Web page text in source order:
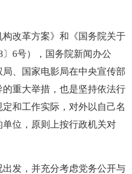
改革方案》和《国务院关于
6号），国务院新闻办公
、国家电影局在中央宣传部
重大举措，也是坚持依法行
和工作实际，对外以自己名
位，原则上按行政机关对
发，并充分考虑党务公开与